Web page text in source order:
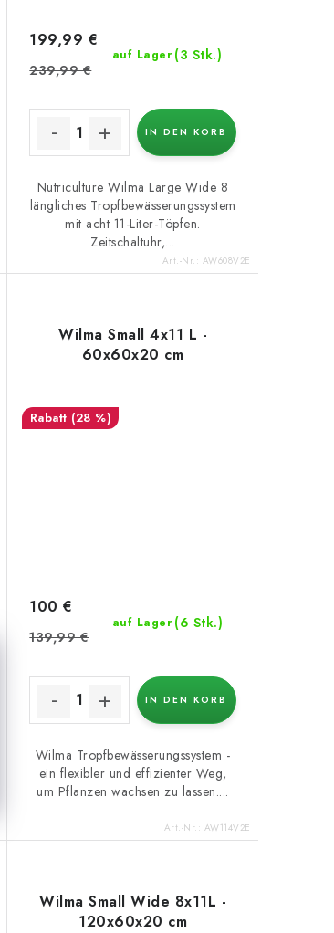
auf Lager (3 Stk.)
199,99 €
239,99 €
IN DEN KORB
Nutriculture Wilma Large Wide 8
längliches Tropfbewässerungssystem
mit acht 11-Liter-Töpfen.
Zeitschaltuhr,...
Art.-Nr.: AW608V2E
Wilma Small 4x11 L -
60x60x20 cm
(28 %)
auf Lager (6 Stk.)
100 €
139,99 €
IN DEN KORB
Wilma Tropfbewässerungssystem -
ein flexibler und effizienter Weg,
um Pflanzen wachsen zu lassen....
Art.-Nr.: AW114V2E
Wilma Small Wide 8x11L -
120x60x20 cm